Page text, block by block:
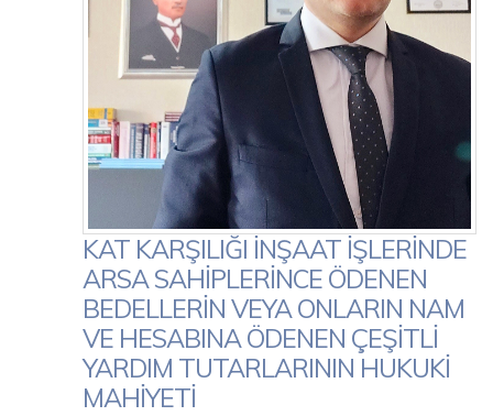
KAT KARŞILIĞI İNŞAAT İŞLERİNDE
ARSA SAHİPLERİNCE ÖDENEN
BEDELLERİN VEYA ONLARIN NAM
VE HESABINA ÖDENEN ÇEŞİTLİ
YARDIM TUTARLARININ HUKUKİ
MAHİYETİ